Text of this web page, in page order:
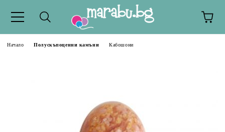
Начало Полускъпоценни камъни Кабошони